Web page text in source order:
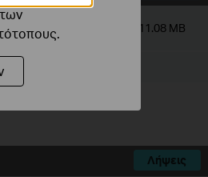
11.08 MB
Λήψεις